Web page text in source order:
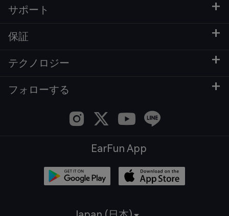
サポート
保証
テクノロジー
フォローする
EarFun App